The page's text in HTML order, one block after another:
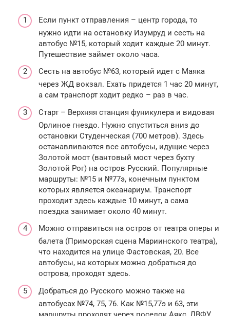
Если пункт отправления – центр города, то
нужно идти на остановку Изумруд и сесть на
автобус №15, который ходит каждые 20 минут.
Путешествие займет около часа.
Сесть на автобус №63, который идет с Маяка
через ЖД вокзал. Ехать придется 1 час 20 минут,
а сам транспорт ходит редко – раз в час.
Старт – Верхняя станция фуникулера и видовая
Орлиное гнездо. Нужно спуститься вниз до
остановки Студенческая (700 метров). Здесь
останавливаются все автобусы, идущие через
Золотой мост (вантовый мост через бухту
Золотой Рог) на остров Русский. Популярные
маршруты: №15 и №77э, конечным пунктом
которых является океанариум. Транспорт
проходит здесь каждые 10 минут, а сама
поездка занимает около 40 минут.
Можно отправиться на остров от театра оперы и
балета (Приморская сцена Мариинского театра),
что находится на улице Фастовская, 20. Все
автобусы, на которых можно добраться до
острова, проходят здесь.
Добраться до Русского можно также на
автобусах №74, 75, 76. Как №15,77э и 63, эти